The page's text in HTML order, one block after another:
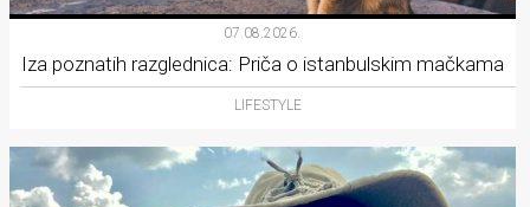
07.08.2026.
Iza poznatih razglednica: Priča o istanbulskim mačkama
LIFESTYLE